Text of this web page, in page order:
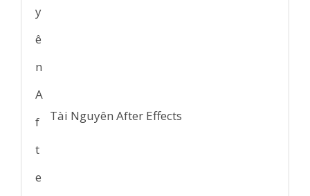
Tài Nguyên After Effects